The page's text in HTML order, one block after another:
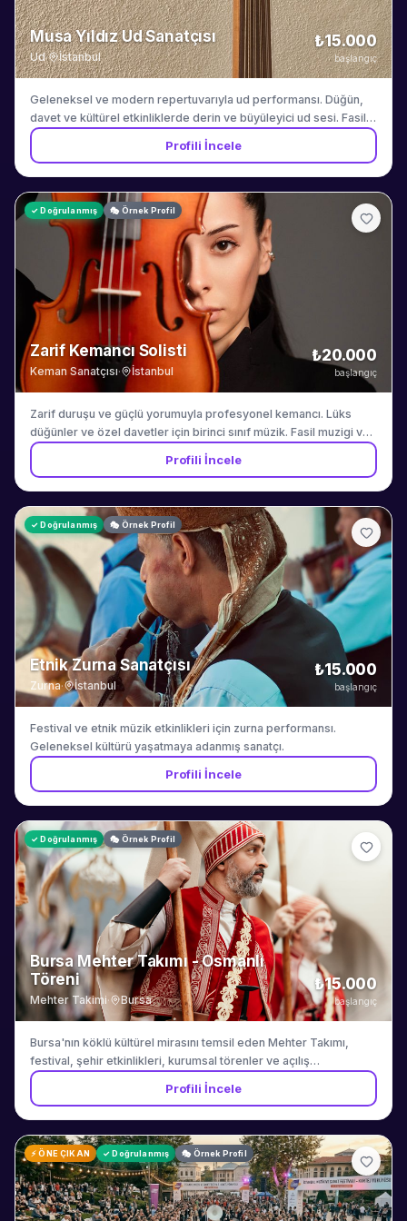
Musa Yıldız Ud Sanatçısı
Ud· İstanbul
₺15.000
başlangıç
Geleneksel ve modern repertuvarıyla ud performansı. Düğün,
davet ve kültürel etkinliklerde derin ve büyüleyici ud sesi. Fasil
muzigi ve Turk muzigi repertuvarinda uzmandir.
Profili İncele
✓ Doğrulanmış 🎭 Örnek Profil
Zarif Kemancı Solisti
Keman Sanatçısı· İstanbul
₺20.000
başlangıç
Zarif duruşu ve güçlü yorumuyla profesyonel kemancı. Lüks
düğünler ve özel davetler için birinci sınıf müzik. Fasil muzigi ve
Turk muzigi repertuvarinda uzmandir.
Profili İncele
✓ Doğrulanmış 🎭 Örnek Profil
Etnik Zurna Sanatçısı
Zurna· İstanbul
₺15.000
başlangıç
Festival ve etnik müzik etkinlikleri için zurna performansı.
Geleneksel kültürü yaşatmaya adanmış sanatçı.
Profili İncele
✓ Doğrulanmış 🎭 Örnek Profil
Bursa Mehter Takımı - Osmanlı
Töreni
Mehter Takimi· Bursa
₺15.000
başlangıç
Bursa'nın köklü kültürel mirasını temsil eden Mehter Takımı,
festival, şehir etkinlikleri, kurumsal törenler ve açılış
organizasyonlarında otantik Osmanlı marşları ve geleneksel
törenlerle görkemli bir atmosfer yaratmaktadır. Tam kostüm ve
Profili İncele
⚡ ÖNE ÇIKAN ✓ Doğrulanmış 🎭 Örnek Profil